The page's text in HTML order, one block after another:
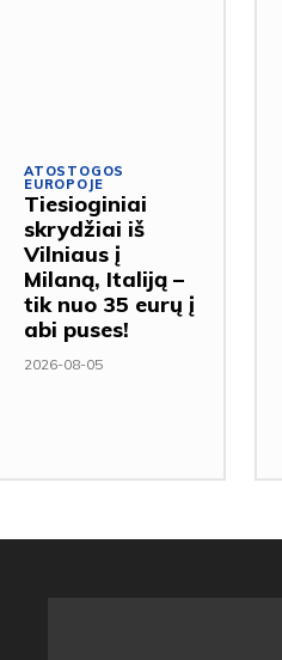
ATOSTOGOS
EUROPOJE
Tiesioginiai
skrydžiai iš
Vilniaus į
Milaną, Italiją –
tik nuo 35 eurų į
abi puses!
2026-08-05